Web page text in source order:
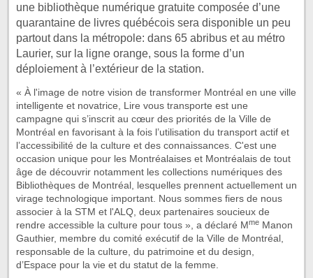
une bibliothèque numérique gratuite composée d’une
quarantaine de livres québécois sera disponible un peu
partout dans la métropole: dans 65 abribus et au métro
Laurier, sur la ligne orange, sous la forme d’un
déploiement à l’extérieur de la station.
« À l'image de notre vision de transformer Montréal en une ville
intelligente et novatrice, Lire vous transporte est une
campagne qui s’inscrit au cœur des priorités de la Ville de
Montréal en favorisant à la fois l’utilisation du transport actif et
l’accessibilité de la culture et des connaissances. C'est une
occasion unique pour les Montréalaises et Montréalais de tout
âge de découvrir notamment les collections numériques des
Bibliothèques de Montréal, lesquelles prennent actuellement un
virage technologique important. Nous sommes fiers de nous
associer à la STM et l'ALQ, deux partenaires soucieux de
rendre accessible la culture pour tous », a déclaré Mme Manon
Gauthier, membre du comité exécutif de la Ville de Montréal,
responsable de la culture, du patrimoine et du design,
d’Espace pour la vie et du statut de la femme.